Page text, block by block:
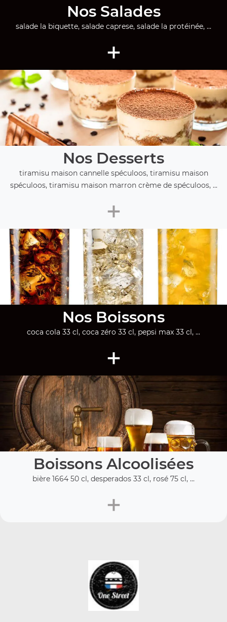
Nos Salades
salade la biquette, salade caprese, salade la protéinée, ...
+
Nos Desserts
tiramisu maison cannelle spéculoos, tiramisu maison
spéculoos, tiramisu maison marron crème de spéculoos, ...
+
Nos Boissons
coca cola 33 cl, coca zéro 33 cl, pepsi max 33 cl, ...
+
Boissons Alcoolisées
bière 1664 50 cl, desperados 33 cl, rosé 75 cl, ...
+